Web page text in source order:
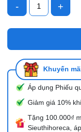
- +
Khuyến
Áp dụng Phiếu
Giảm giá 10%
Tặng 100.000₫
Sieuthihoreca,